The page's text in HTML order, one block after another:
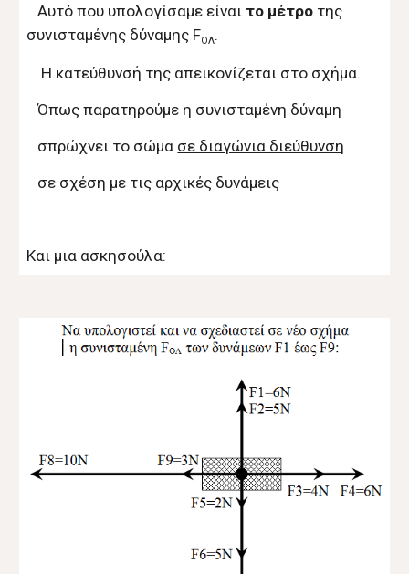
Αυτό που υπολογίσαμε είναι το μέτρο της
συνισταμένης δύναμης FΟΛ.
Η κατεύθυνσή της απεικονίζεται στο σχήμα.
Όπως παρατηρούμε η συνισταμένη δύναμη
σπρώχνει το σώμα σε διαγώνια διεύθυνση
σε σχέση με τις αρχικές δυνάμεις
Και μια ασκησούλα: